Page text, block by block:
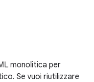
monolitica per
Se vuoi riutilizzare